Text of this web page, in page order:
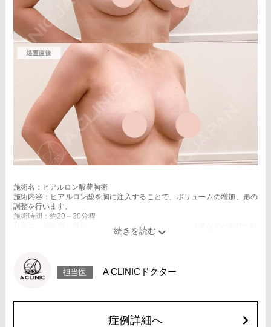
施術名：ヒアルロン酸豊胸術
施術内容：ヒアルロン酸を胸に注入することで、ボリュームの増加、形の
調整を行います。
施術時間：約20～30分程
リスク、副作用：腫れ、赤み、内出血、痛み、突っ張り感などが術後一時
的に生じることがございます。また、稀にアレルギー、細菌感染症、血管
費用：スタンダード 1cc 3,900円(税込)
アドバンス 1cc 5,500円(税込)
担当医 A CLINICドクター
症例詳細へ